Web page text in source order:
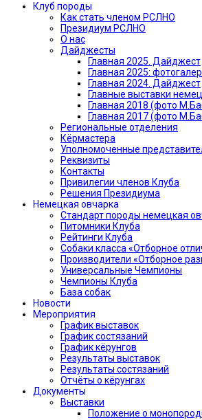
Клуб породы
Как стать членом РСЛНО
Президиум РСЛНО
О нас
Дайджесты
Главная 2025. Дайджест
Главная 2025:
Главная 2024. Дайджест
Главные выставки
Главная 2018 (фото
Главная 2017 (фото
Региональные отделения
Кёрмастера
Уполномоченные
Реквизиты
Контакты
Привилегии членов Клуба
Решения Президиума
Немецкая овчарка
Стандарт породы немецкая
Питомники Клуба
Рейтинги Клуба
Собаки класса «Отборное
Производители «Отборное
Универсальные Чемпионы
Чемпионы Клуба
База собак
Новости
Мероприятия
График выставок
График состязаний
График кёрунгов
Результаты выставок
Результаты состязаний
Отчёты о кёрунгах
Документы
Выставки
Положение о